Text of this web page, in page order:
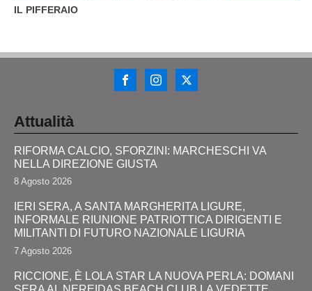
IL PIFFERAIO
Attualità
RIFORMA CALCIO, SFORZINI: MARCHESCHI VA
NELLA DIREZIONE GIUSTA
8 Agosto 2026
IERI SERA, A SANTA MARGHERITA LIGURE,
INFORMALE RIUNIONE PATRIOTTICA DIRIGENTI E
MILITANTI DI FUTURO NAZIONALE LIGURIA
7 Agosto 2026
RICCIONE, È LOLA STAR LA NUOVA PERLA: DOMANI